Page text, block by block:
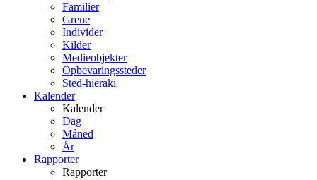
Familier
Grene
Individer
Kilder
Medieobjekter
Opbevaringssteder
Sted-hieraki
Kalender
Kalender
Dag
Måned
År
Rapporter
Rapporter